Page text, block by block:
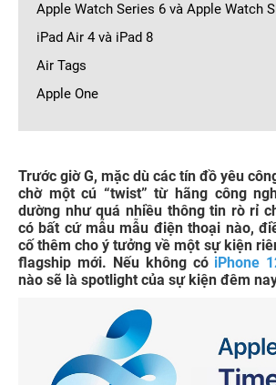
Apple Watch Series 6 và Apple Watch
iPad Air 4 và iPad 8
Air Tags
Apple One
Trước giờ G, mặc dù các tín đồ yêu
chờ một cú “twist” từ hãng công
dường như quá nhiều thông tin rò rỉ
có bất cứ mẫu mẫu điện thoại nào,
cố thêm cho ý tưởng về một sự kiện
flagship mới. Nếu không có iPhone
nào sẽ là spotlight của sự kiện đêm